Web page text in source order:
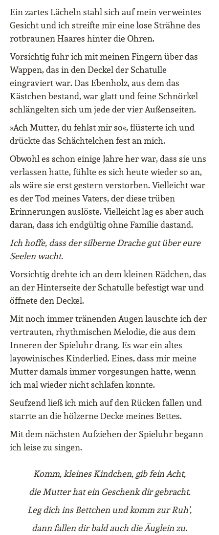
Ein zartes Lächeln stahl sich auf mein verweintes
Gesicht und ich streifte mir eine lose Strähne des
rotbraunen Haares hinter die Ohren.
Vorsichtig fuhr ich mit meinen Fingern über das
Wappen, das in den Deckel der Schatulle
eingraviert war. Das Ebenholz, aus dem das
Kästchen bestand, war glatt und feine Schnörkel
schlängelten sich um jede der vier Außenseiten.
»Ach Mutter, du fehlst mir so«, flüsterte ich und
drückte das Schächtelchen fest an mich.
Obwohl es schon einige Jahre her war, dass sie uns
verlassen hatte, fühlte es sich heute wieder so an,
als wäre sie erst gestern verstorben. Vielleicht war
es der Tod meines Vaters, der diese trüben
Erinnerungen auslöste. Vielleicht lag es aber auch
daran, dass ich endgültig ohne Familie dastand.
Ich hoffe, dass der silberne Drache gut über eure
Seelen wacht.
Vorsichtig drehte ich an dem kleinen Rädchen, das
an der Hinterseite der Schatulle befestigt war und
öffnete den Deckel.
Mit noch immer tränenden Augen lauschte ich der
vertrauten, rhythmischen Melodie, die aus dem
Inneren der Spieluhr drang. Es war ein altes
layowinisches Kinderlied. Eines, dass mir meine
Mutter damals immer vorgesungen hatte, wenn
ich mal wieder nicht schlafen konnte.
Seufzend ließ ich mich auf den Rücken fallen und
starrte an die hölzerne Decke meines Bettes.
Mit dem nächsten Aufziehen der Spieluhr begann
ich leise zu singen.
Komm, kleines Kindchen, gib fein Acht,
die Mutter hat ein Geschenk dir gebracht.
Leg dich ins Bettchen und komm zur Ruh’,
dann fallen dir bald auch die Äuglein zu.